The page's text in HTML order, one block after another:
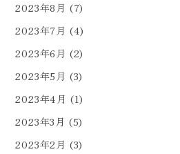
2023年8月 (7)
2023年7月 (4)
2023年6月 (2)
2023年5月 (3)
2023年4月 (1)
2023年3月 (5)
2023年2月 (3)